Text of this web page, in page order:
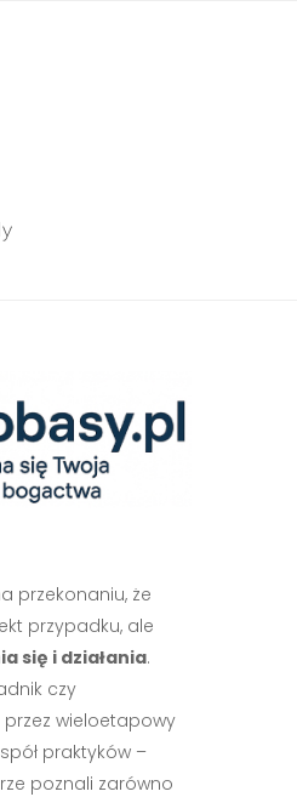
przekonaniu, że
przypadku, ale
się i działania.
czy
wieloetapowy
praktyków –
poznali zarówno